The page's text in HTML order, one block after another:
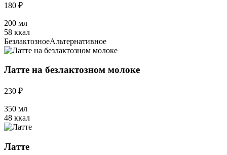
180 ₽
200 мл
58 ккал
БезлактозноеАльтернативное
Латте на безлактозном молоке
230 ₽
350 мл
48 ккал
Латте